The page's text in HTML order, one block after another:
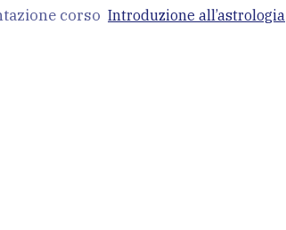
corso Introduzione all’astrologia